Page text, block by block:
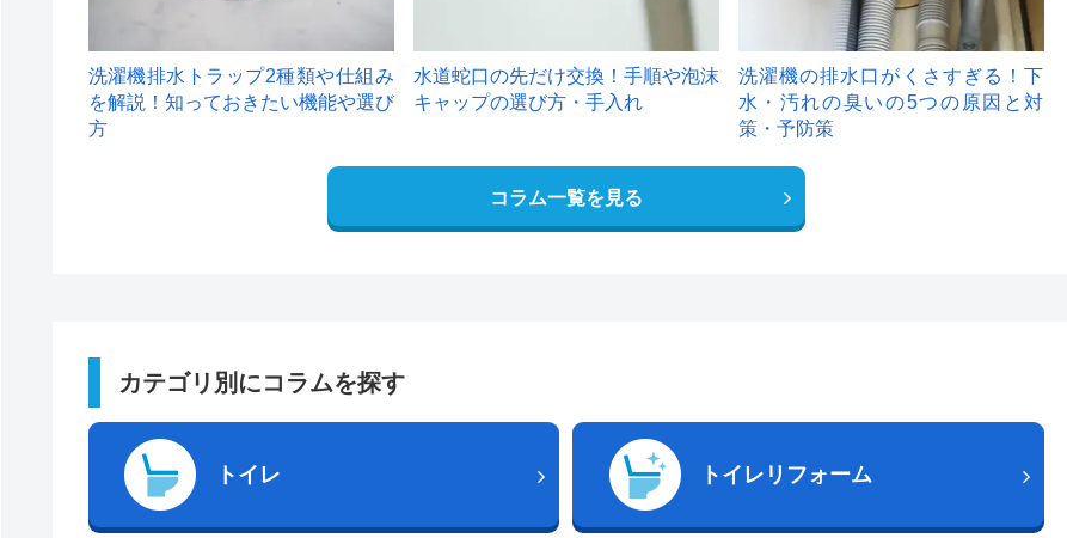
洗濯機排水トラップ2種類や仕組み
を解説！知っておきたい機能や選び
方
水道蛇口の先だけ交換！手順や泡沫
キャップの選び方・手入れ
洗濯機の排水口がくさすぎる！下
水・汚れの臭いの5つの原因と対
策・予防策
コラム一覧を見る
カテゴリ別にコラムを探す
トイレ トイレリフォーム